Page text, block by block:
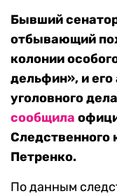
Бывший
отбывающий
колонии
дельфин», и
уголовного
сообщила
Следственного
Петренко.
По данным